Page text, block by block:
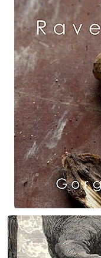
D'une manière
Raven Dance
Gorgé - Eerala